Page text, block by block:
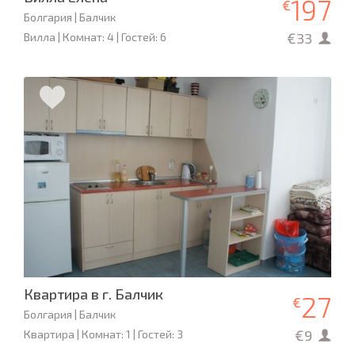
Болгария | Балчик
Вилла | Комнат: 4 | Гостей: 6
€197
€33
Квартира в г. Балчик
Болгария | Балчик
Квартира | Комнат: 1 | Гостей: 3
€27
€9